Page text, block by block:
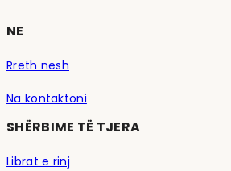
NE
Rreth nesh
Na kontaktoni
SHËRBIME TË TJERA
Librat e rinj